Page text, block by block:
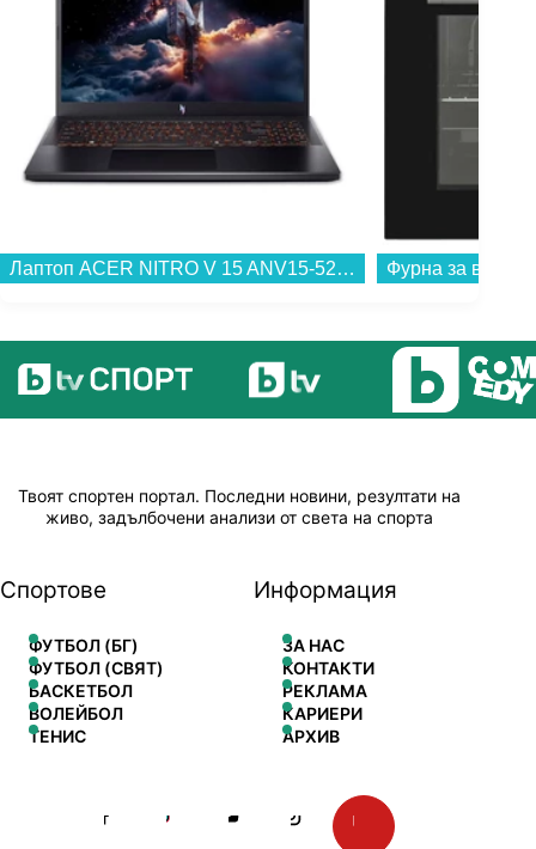
Лаптоп ACER NITRO V 15 ANV15-52-9176 NH.QZ8EX.006 , 1000GB SSD , 15.60 , 16 , Intel Core i9-13900H (14 cores) , NVIDIA GeForce RTX 5060 8GB GDDR6 , Без OS...
Твоят спортен портал. Последни новини, резултати на
живо, задълбочени анализи от света на спорта
Спортове
ФУТБОЛ (БГ)
ФУТБОЛ (СВЯТ)
БАСКЕТБОЛ
ВОЛЕЙБОЛ
ТЕНИС
Информация
ЗА НАС
КОНТАКТИ
РЕКЛАМА
КАРИЕРИ
АРХИВ